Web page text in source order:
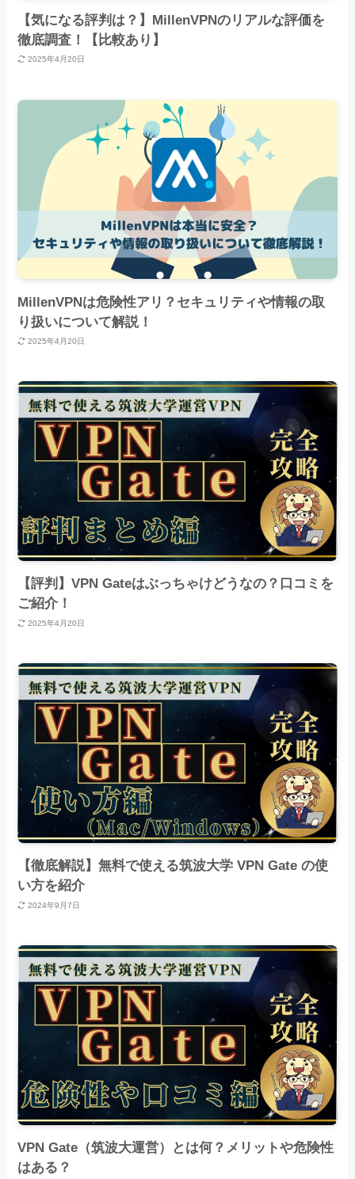
【気になる評判は？】MillenVPNのリアルな評価を
徹底調査！【比較あり】
2025年4月20日
MillenVPNは危険性アリ？セキュリティや情報の取
り扱いについて解説！
2025年4月20日
【評判】VPN Gateはぶっちゃけどうなの？口コミを
ご紹介！
2025年4月20日
【徹底解説】無料で使える筑波大学 VPN Gate の使
い方を紹介
2024年9月7日
VPN Gate（筑波大運営）とは何？メリットや危険性
はある？